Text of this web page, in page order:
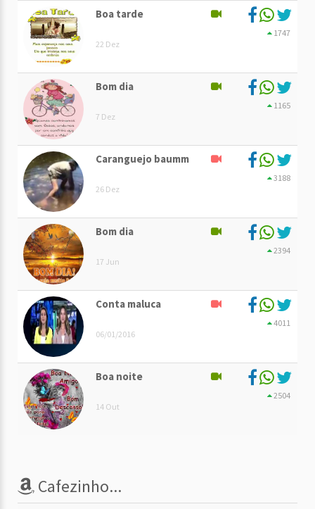
Boa tarde
22 Dez
1747
Bom dia
7 Dez
1165
Caranguejo baumm
26 Dez
3188
Bom dia
17 Jun
2394
Conta maluca
06/01/2016
4011
Boa noite
14 Out
2504
Cafezinho...